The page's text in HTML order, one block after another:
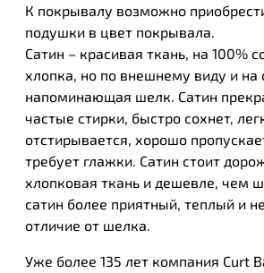
К покрывалу возможно
подушки в цвет покрывала.
Сатин – красивая ткань, на 100%
хлопка, но по внешнему виду и на
напоминающая шелк. Сатин
частые стирки, быстро сохнет,
отстирывается, хорошо
требует глажки. Сатин стоит
хлопковая ткань и дешевле, чем
сатин более приятный, теплый и
отличие от шелка.
Уже более 135 лет компания Curt